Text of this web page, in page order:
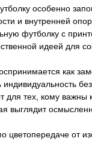
особенно
и внутренней
футболку с
идеей для
как
индивидуальность
для тех, кому важны
выглядит
цветопередаче от